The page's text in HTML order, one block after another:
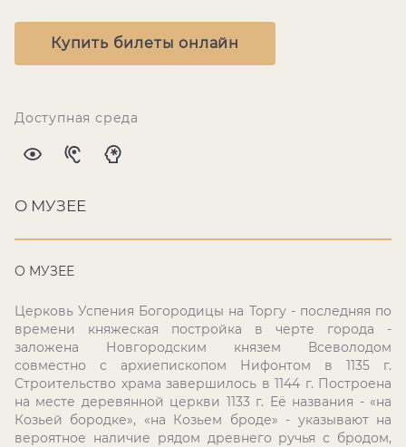
Купить билеты онлайн
Доступная среда
О МУЗЕЕ
О МУЗЕЕ
Церковь Успения Богородицы на Торгу - последняя по
времени княжеская постройка в черте города -
заложена Новгородским князем Всеволодом
совместно с архиепископом Нифонтом в 1135 г.
Строительство храма завершилось в 1144 г. Построена
на месте деревянной церкви 1133 г. Её названия - «на
Козьей бородке», «на Козьем броде» - указывают на
вероятное наличие рядом древнего ручья с бродом,